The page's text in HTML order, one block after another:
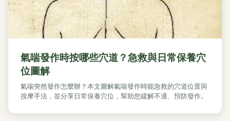
氣喘發作時按哪些穴道？急救與日常保養穴
位圖解
氣喘突然發作怎麼辦？本文圖解氣喘發作時能急救的穴道位置與
按摩手法，並分享日常保養穴位，幫助您緩解不適、預防發作。